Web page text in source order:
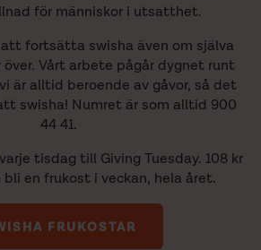
för människor i utsatthet.
fortsätta swisha även om själva
över. Vårt arbete pågår dygnet runt
är alltid beroende av gåvor, så det
swisha! Numret är som alltid 900
44 41.​
tisdag till Giving Tuesday. 108 kr
bli en frukost i veckan, hela året.
FRUKOSTAR